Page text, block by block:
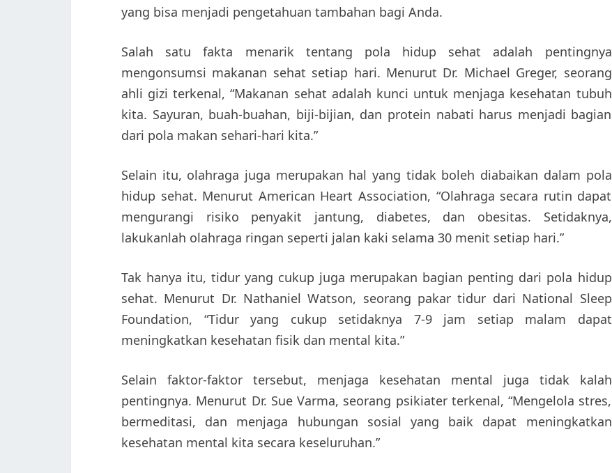
yang bisa menjadi pengetahuan tambahan bagi Anda.
Salah satu fakta menarik tentang pola hidup sehat adalah pentingnya
mengonsumsi makanan sehat setiap hari. Menurut Dr. Michael Greger, seorang
ahli gizi terkenal, “Makanan sehat adalah kunci untuk menjaga kesehatan tubuh
kita. Sayuran, buah-buahan, biji-bijian, dan protein nabati harus menjadi bagian
dari pola makan sehari-hari kita.”
Selain itu, olahraga juga merupakan hal yang tidak boleh diabaikan dalam pola
hidup sehat. Menurut American Heart Association, “Olahraga secara rutin dapat
mengurangi risiko penyakit jantung, diabetes, dan obesitas. Setidaknya,
lakukanlah olahraga ringan seperti jalan kaki selama 30 menit setiap hari.”
Tak hanya itu, tidur yang cukup juga merupakan bagian penting dari pola hidup
sehat. Menurut Dr. Nathaniel Watson, seorang pakar tidur dari National Sleep
Foundation, “Tidur yang cukup setidaknya 7-9 jam setiap malam dapat
meningkatkan kesehatan fisik dan mental kita.”
Selain faktor-faktor tersebut, menjaga kesehatan mental juga tidak kalah
pentingnya. Menurut Dr. Sue Varma, seorang psikiater terkenal, “Mengelola stres,
bermeditasi, dan menjaga hubungan sosial yang baik dapat meningkatkan
kesehatan mental kita secara keseluruhan.”